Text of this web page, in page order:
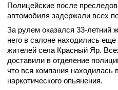
Полицейские после
автомобиля задержали всех
За рулем оказался 33-летний
него в салоне находились
жителей села Красный Яр.
доставили в отделение
что вся компания находилась
наркотического опьянения.